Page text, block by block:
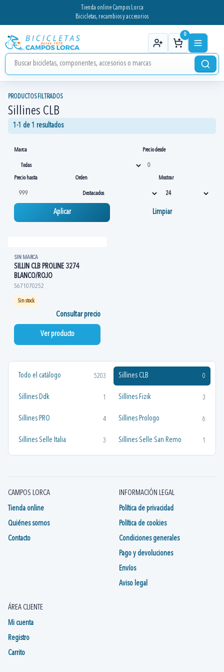
Tienda online Campos Lorca
Bicicletas, recambios y accesorios
0
Todo el catálogo 5203 Sillines CLB 0
Sillines Ddk 1 Sillines Fizik 3
Sillines PRO 4 Sillines Prologo 6
Sillines Selle Italia 3 Sillines Selle San Remo 1
PRODUCTOS FILTRADOS
Sillines CLB
1-1 de 1 resultados
Marca Precio desde
Precio hasta Orden Mostrar
Aplicar Limpiar
SIN MARCA
SILLIN CLB PROLINE 3274
BLANCO/ROJO
5671070252
Sin stock
Consultar precio
Ver producto
CAMPOS LORCA
Tienda online
Quiénes somos
Contacto
INFORMACIÓN LEGAL
Política de privacidad
Política de cookies
Condiciones generales
Pago y devoluciones
Envíos
Aviso legal
ÁREA CLIENTE
Mi cuenta
Registro
Carrito